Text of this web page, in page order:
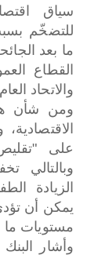
سياق
للتضخّم
ما بعد
القطاع
والاتحاد
ومن شأن
على
وبالتالي
الزيادة
يمكن أن
مستويات ما
وأشار